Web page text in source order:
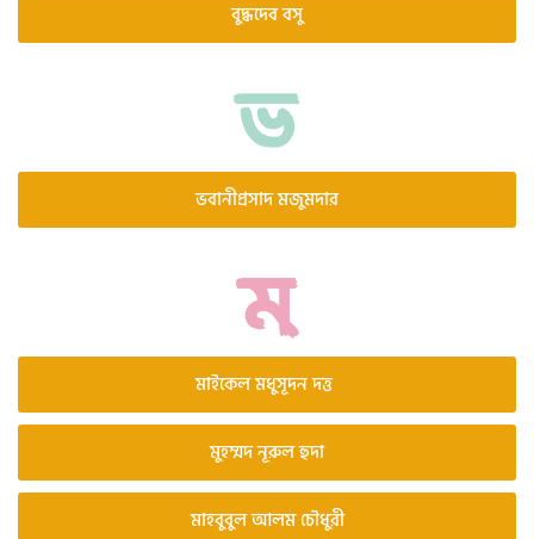
বুদ্ধদেব বসু
ভবানীপ্রসাদ মজুমদার
মাইকেল মধুসূদন দত্ত
মুহম্মদ নূরুল হুদা
মাহবুবুল আলম চৌধুরী